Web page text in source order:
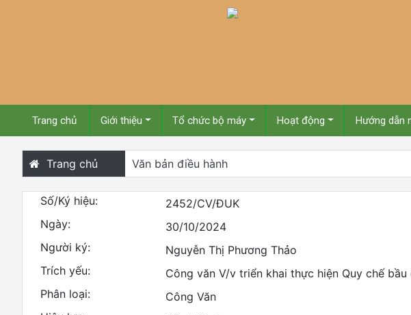
Trang chủ Giới thiệu Tổ chức bộ máy Hoạt động Hướng dẫn
Trang chủ Văn bản điều hành
Số/Ký hiệu:
2452/CV/ĐUK
Ngày:
30/10/2024
Người ký:
Nguyễn Thị Phương Thảo
Trích yếu:
Công văn V/v triển khai thực hiện Quy chế
Phân loại:
Công Văn